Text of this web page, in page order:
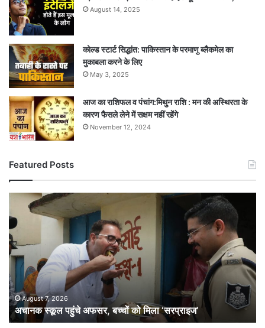
August 14, 2025
कोल्ड स्टार्ट सिद्धांत: पाकिस्तान के परमाणु ब्लैकमेल का
मुकाबला करने के लिए
May 3, 2025
आज का राशिफल व पंचांग:मिथुन राशि : मन की अस्थिरता के
कारण फैसले लेने में सक्षम नहीं रहेंगे
November 12, 2024
Featured Posts
अचानक
पहुंचे
अफसर,
बच्चों
को
मिला
‘सरप्राइज’
August 7, 2026
अचानक स्कूल पहुंचे अफसर, बच्चों को मिला ‘सरप्राइज’